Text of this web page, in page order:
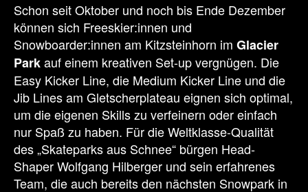
Schon seit Oktober und noch bis Ende Dezember
können sich Freeskier:innen und
Snowboarder:innen am Kitzsteinhorn im Glacier
Parkauf einem kreativen Set-up vergnügen. Die
Easy Kicker Line, die Medium Kicker Line und die
Jib Lines am Gletscherplateau eignen sich optimal,
um die eigenen Skills zu verfeinern oder einfach
nur Spaß zu haben. Für die Weltklasse-Qualität
des „Skateparks aus Schnee“ bürgen Head-
Shaper Wolfgang Hilberger und sein erfahrenes
Team, die auch bereits den nächsten Snowpark in